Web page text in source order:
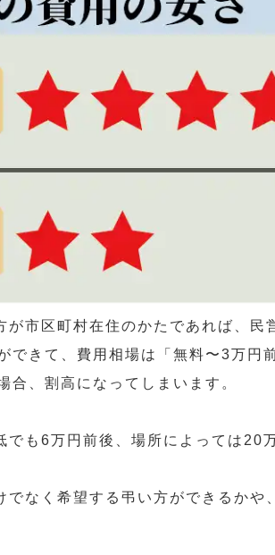
市区町村在住のかたであれば、民
できて、費用相場は「無料〜3万円
合、割高になってしまいます。
も6万円前後、場所によっては20
なく希望する弔い方ができるかや